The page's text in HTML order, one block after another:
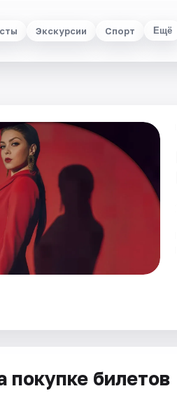
Экскурсии Спорт Ещё
покупке билетов